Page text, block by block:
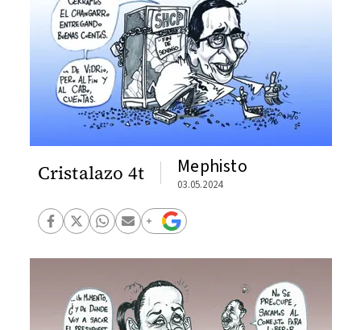
Cristalazo 4t Mephisto
03.05.2024